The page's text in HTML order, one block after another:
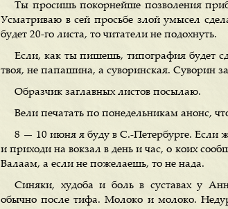
Ты просишь покорнейше позволения
Усматриваю в сей просьбе злой умысел
будет 20-го листа, то читатели не подохнуть.
Если, как ты пишешь, типография будет
твоя, не папашина, а суворинская. Суворин
Образчик заглавных листов посылаю.
Вели печатать по понедельникам анонс,
8 — 10 июня я буду в С.-Петербурге. Если
и приходи на вокзал в день и час, о коих
Валаам, а если не пожелаешь, то не нада.
Синяки, худоба и боль в суставах у
обычно после тифа. Молоко и молоко.